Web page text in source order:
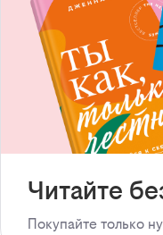
Читайте
Покупайте только